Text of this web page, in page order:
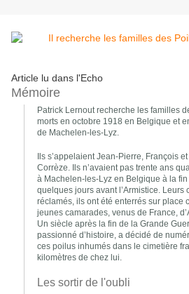
Article lu dans l'Echo
Mémoire
Patrick Lernout recherche les familles
morts en octobre 1918 en Belgique et
de Machelen-les-Lyz.
Ils s’appelaient Jean-Pierre, François
Corrèze. Ils n’avaient pas trente ans
à Machelen-les-Lyz en Belgique à la
quelques jours avant l’Armistice. Leurs
réclamés, ils ont été enterrés sur place
jeunes camarades, venus de France,
Un siècle après la fin de la Grande
passionné d’histoire, a décidé de
ces poilus inhumés dans le cimetière
kilomètres de chez lui.
Les sortir de l'oubli